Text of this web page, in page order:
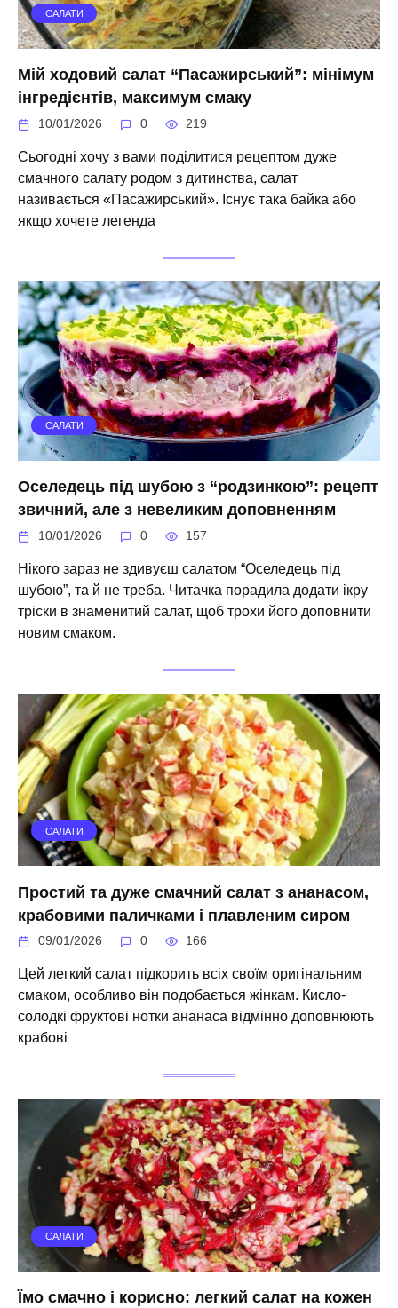
САЛАТИ
Мій ходовий салат “Пасажирський”: мінімум
інгредієнтів, максимум смаку
10/01/2026 0 219
Сьогодні хочу з вами поділитися рецептом дуже
смачного салату родом з дитинства, салат
називається «Пасажирський». Існує така байка або
якщо хочете легенда
САЛАТИ
Оселедець під шубою з “родзинкою”: рецепт
звичний, але з невеликим доповненням
10/01/2026 0 157
Нікого зараз не здивуєш салатом “Оселедець під
шубою”, та й не треба. Читачка порадила додати ікру
тріски в знаменитий салат, щоб трохи його доповнити
новим смаком.
САЛАТИ
Простий та дуже смачний салат з ананасом,
крабовими паличками і плавленим сиром
09/01/2026 0 166
Цей легкий салат підкорить всіх своїм оригінальним
смаком, особливо він подобається жінкам. Кисло-
солодкі фруктові нотки ананаса відмінно доповнюють
крабові
САЛАТИ
Їмо смачно і корисно: легкий салат на кожен